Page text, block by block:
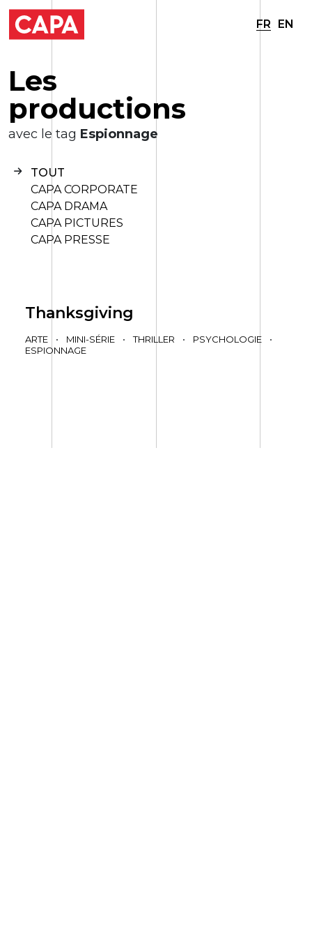
FR EN
Les
productions
avec le tag Espionnage
TOUT
CAPA CORPORATE
CAPA DRAMA
CAPA PICTURES
CAPA PRESSE
Thanksgiving
ARTE • MINI-SÉRIE • THRILLER • PSYCHOLOGIE
•
ESPIONNAGE